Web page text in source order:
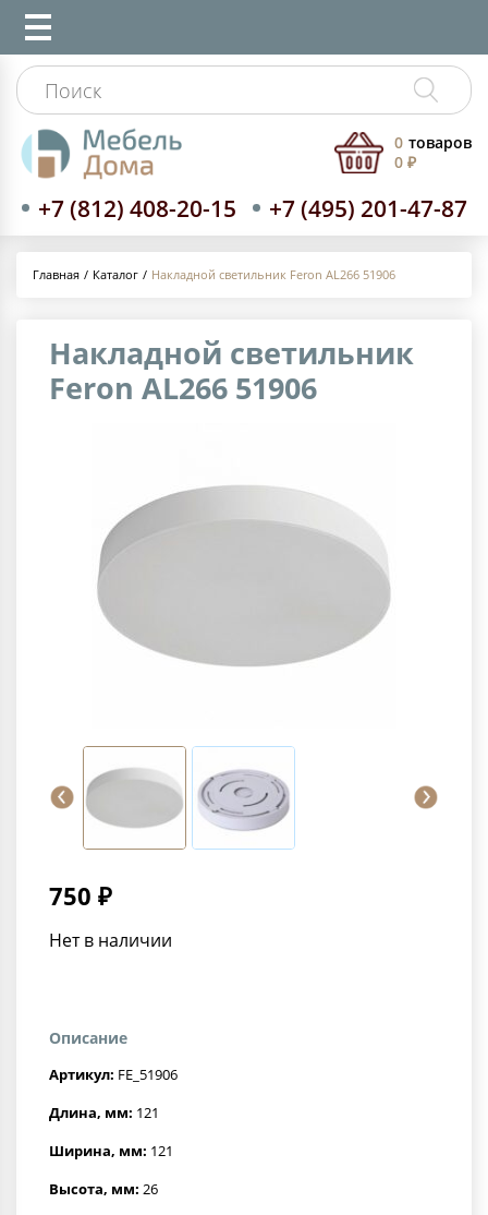
+7 (812) 408-20-15 +7 (495) 201-47-87
0 товаров
0 ₽
Главная Каталог Накладной светильник Feron AL266 51906
Накладной светильник
Feron AL266 51906
750 ₽
Нет в наличии
Описание
Артикул: FE_51906
Длина, мм: 121
Ширина, мм: 121
Высота, мм: 26